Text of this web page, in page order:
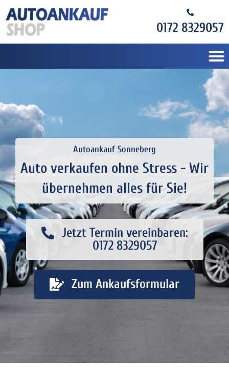
0172 8329057
Autoankauf Sonneberg
Auto verkaufen ohne Stress - Wir
übernehmen alles für Sie!
Jetzt Termin vereinbaren:
0172 8329057
Zum Ankaufsformular